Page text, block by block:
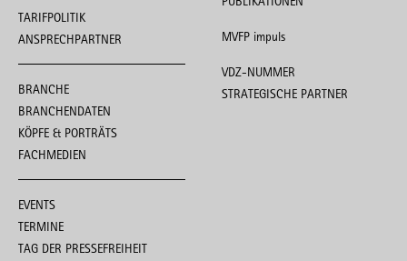
TARIFPOLITIK
ANSPRECHPARTNER
BRANCHE
BRANCHENDATEN
KÖPFE & PORTRÄTS
FACHMEDIEN
EVENTS
TERMINE
TAG DER PRESSEFREIHEIT
MVFP impuls
VDZ-NUMMER
STRATEGISCHE PARTNER